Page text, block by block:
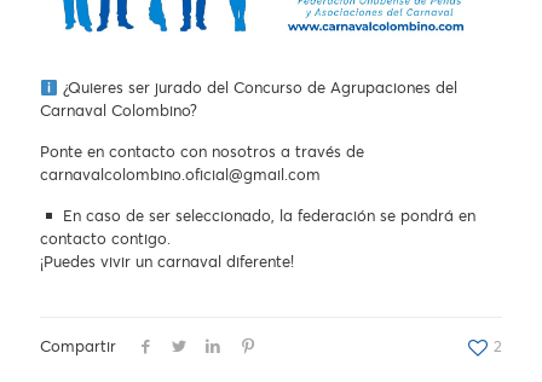
¿Quieres ser jurado del Concurso de Agrupaciones del
Carnaval Colombino?
Ponte en contacto con nosotros a través de
carnavalcolombino.oficial@gmail.com
En caso de ser seleccionado, la federación se pondrá en
contacto contigo.
¡Puedes vivir un carnaval diferente!
Compartir 2